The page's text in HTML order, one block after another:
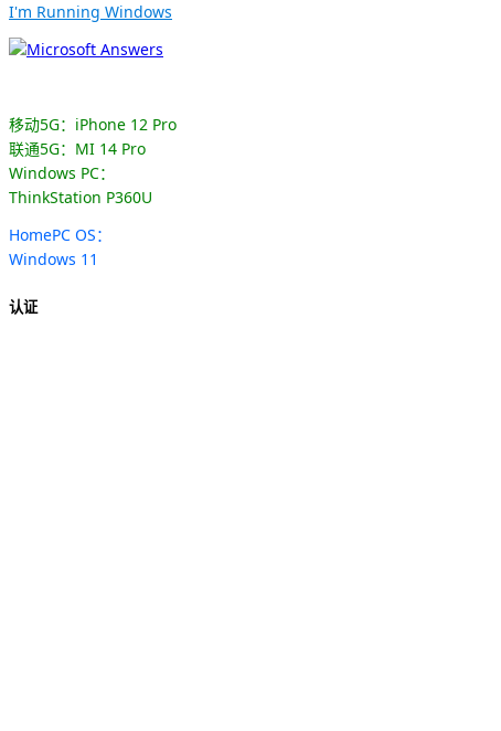
I'm Running Windows
移动5G：iPhone 12 Pro
联通5G：MI 14 Pro
Windows PC：
ThinkStation P360U
HomePC OS：
Windows 11
认证